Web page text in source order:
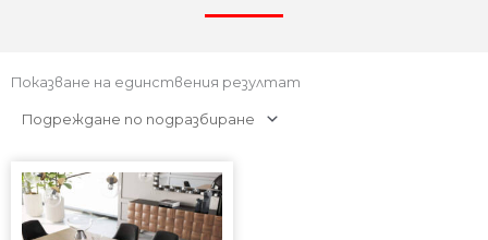
Показване на единствения резултат